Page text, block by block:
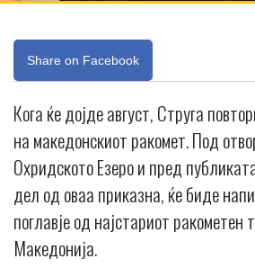
Share on Facebook
Кога ќе дојде август, Струга
на македонскиот ракомет. Под
Охридското Езеро и пред
дел од оваа приказна, ќе биде
поглавје од најстариот ракометен
Македонија.